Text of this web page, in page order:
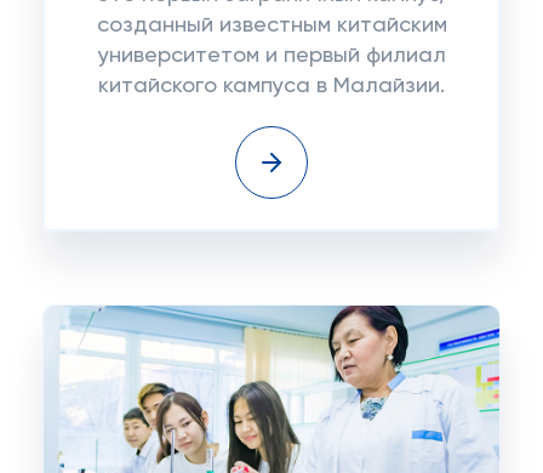
созданный известным китайским
университетом и первый филиал
китайского кампуса в Малайзии.